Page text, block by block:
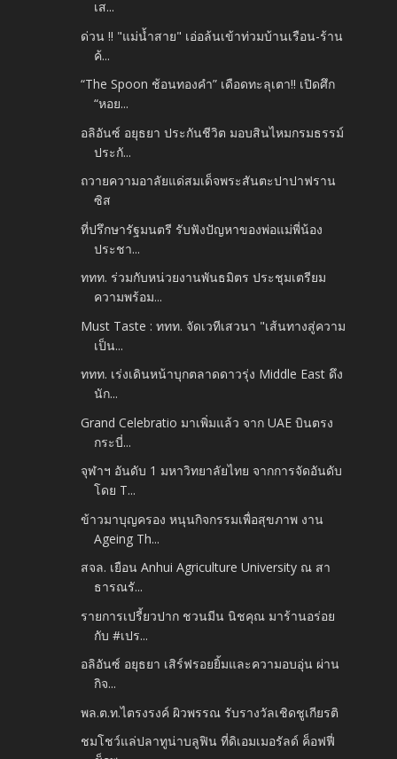
เส...
ด่วน ‼ "แม่น้ำสาย" เอ่อล้นเข้าท่วมบ้านเรือน-ร้าน
ค้...
“The Spoon ช้อนทองคำ” เดือดทะลุเตา!! เปิดศึก
“หอย...
อลิอันซ์ อยุธยา ประกันชีวิต มอบสินไหมกรมธรรม์
ประกั...
ถวายความอาลัยแด่สมเด็จพระสันตะปาปาฟราน
ซิส
ที่ปรึกษารัฐมนตรี รับฟังปัญหาของพ่อแม่พี่น้อง
ประชา...
ททท. ร่วมกับหน่วยงานพันธมิตร ประชุมเตรียม
ความพร้อม...
Must Taste : ททท. จัดเวทีเสวนา "เส้นทางสู่ความ
เป็น...
ททท. เร่งเดินหน้าบุกตลาดดาวรุ่ง Middle East ดึง
นัก...
Grand Celebratio มาเพิ่มแล้ว จาก UAE บินตรง
กระบี่...
จุฬาฯ อันดับ 1 มหาวิทยาลัยไทย จากการจัดอันดับ
โดย T...
ข้าวมาบุญครอง หนุนกิจกรรมเพื่อสุขภาพ งาน
Ageing Th...
สจล. เยือน Anhui Agriculture University ณ สา
ธารณรั...
รายการเปรี้ยวปาก ชวนมีน นิชคุณ มาร้านอร่อย
กับ #เปร...
อลิอันซ์ อยุธยา เสิร์ฟรอยยิ้มและความอบอุ่น ผ่าน
กิจ...
พล.ต.ท.ไตรงรงค์ ผิวพรรณ รับรางวัลเชิดชูเกียรติ
ชมโชว์แล่ปลาทูน่าบลูฟิน ที่ดิเอมเมอรัลด์ ค็อฟฟี่